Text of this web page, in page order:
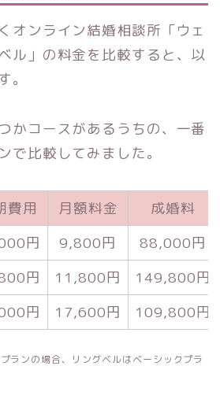
オンライン結婚相談所「ウェ
ル」の料金を比較すると、以
。
かコースがあるうちの、一番
で比較してみました。
費用 月額料金
成婚料
円 9,800円
88,000円
円 11,800円
149,800円
円 17,600円 109,800円
ランの場合、リングベルはベーシックプラ